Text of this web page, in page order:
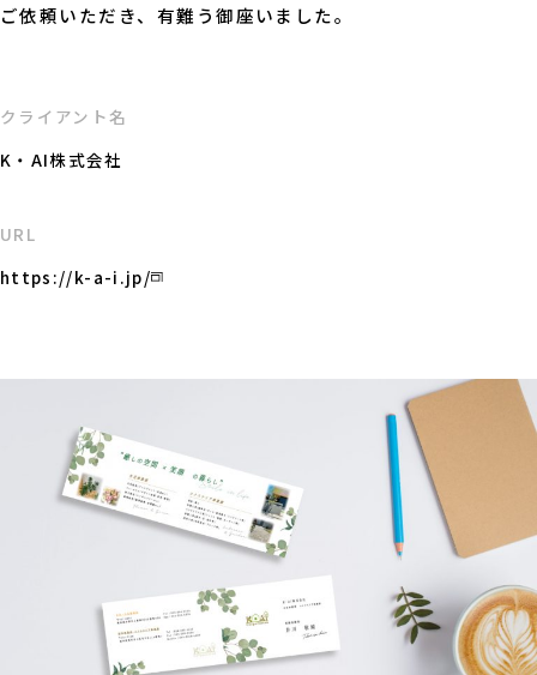
ご依頼いただき、有難う御座いました。
クライアント名
K・AI株式会社
URL
https://k-a-i.jp/